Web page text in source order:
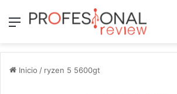
Menú
Inicio / ryzen 5 5600gt